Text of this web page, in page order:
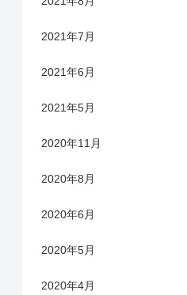
2021年7月
2021年6月
2021年5月
2020年11月
2020年8月
2020年6月
2020年5月
2020年4月